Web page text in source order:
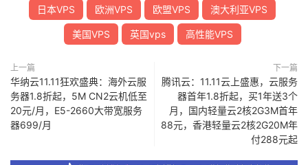
日本VPS 欧洲VPS 欧盟VPS 澳大利亚VPS
美国VPS 英国vps 高性能VPS
上一篇
华纳云11.11狂欢盛典：海外云服
务器1.8折起，5M CN2云机低至
20元/月，E5-2660大带宽服务
器699/月
下一篇
腾讯云：11.11云上盛惠，云服务
器首年1.8折起，买1年送3个
月，国内轻量云2核2G3M首年
88元，香港轻量云2核2G20M年
付288元起